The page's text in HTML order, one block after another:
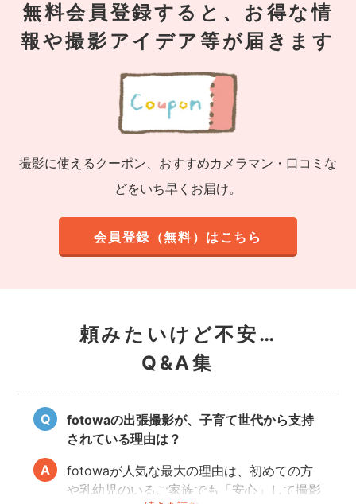
無料会員登録すると、お得な情
報や撮影アイデア等が届きます
撮影に使えるクーポン、おすすめカメラマン・口コミな
どをいち早くお届け。
会員登録（無料）はこちら
頼みたいけど不安…
Q&A集
fotowaの出張撮影が、子育て世代から支持
されている理由は？
fotowaが人気な最大の理由は、初めての方
や乳幼児のいるご家族でも「安心」して撮影